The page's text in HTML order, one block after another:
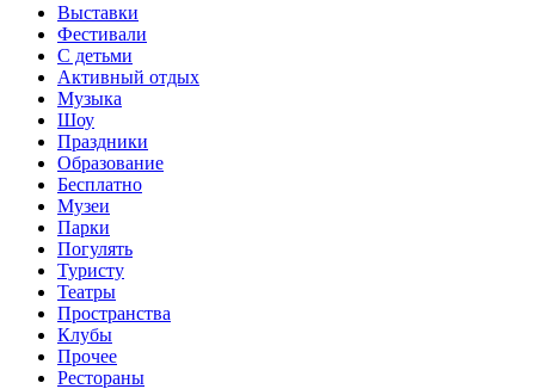
Выставки
Фестивали
С детьми
Активный отдых
Музыка
Шоу
Праздники
Образование
Бесплатно
Музеи
Парки
Погулять
Туристу
Театры
Пространства
Клубы
Прочее
Рестораны